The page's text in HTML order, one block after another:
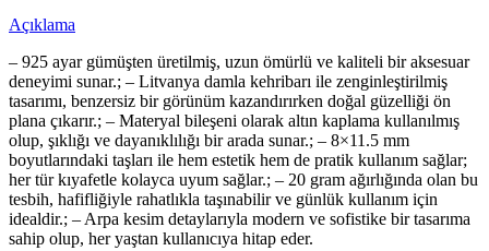
Açıklama
– 925 ayar gümüşten üretilmiş, uzun ömürlü ve kaliteli bir aksesuar
deneyimi sunar.; – Litvanya damla kehribarı ile zenginleştirilmiş
tasarımı, benzersiz bir görünüm kazandırırken doğal güzelliği ön
plana çıkarır.; – Materyal bileşeni olarak altın kaplama kullanılmış
olup, şıklığı ve dayanıklılığı bir arada sunar.; – 8×11.5 mm
boyutlarındaki taşları ile hem estetik hem de pratik kullanım sağlar;
her tür kıyafetle kolayca uyum sağlar.; – 20 gram ağırlığında olan bu
tesbih, hafifliğiyle rahatlıkla taşınabilir ve günlük kullanım için
idealdir.; – Arpa kesim detaylarıyla modern ve sofistike bir tasarıma
sahip olup, her yaştan kullanıcıya hitap eder.